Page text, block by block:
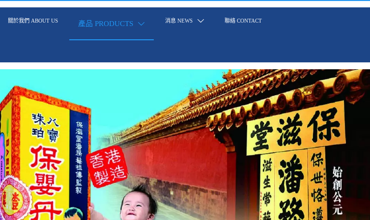
關於我們 ABOUT US 產品 PRODUCTS 
消息 NEWS  聯絡 CONTACT